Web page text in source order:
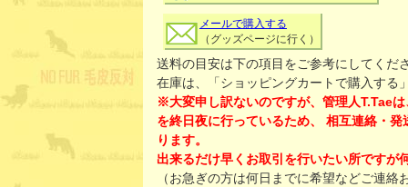
メールで購入する
（グッズページに行く）
送料の目安は下の項目をご参考にしてくだ
在庫は、「ショッピングカートで購入する
※大変申し訳ないのですが、管理人T.Tae
を終日夜に行っているため、 相互連絡・
ります。
出来るだけ早くお取引を行いたい所ですが
（お急ぎの方は何日までに希望などご連絡